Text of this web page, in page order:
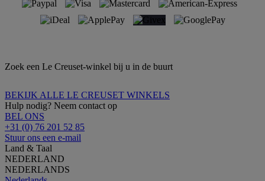
Zoek een Le Creuset-winkel bij u in de buurt
BEKIJK ALLE LE CREUSET WINKELS
Hulp nodig? Neem contact op
BEL ONS
+31 (0) 76 201 52 85
Stuur ons een e-mail
Land & Taal
NEDERLAND
NEDERLANDS